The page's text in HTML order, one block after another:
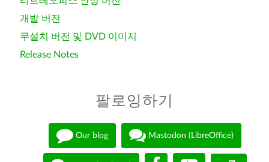
개발 버전
무설치 버전 및 DVD 이미지
Release Notes
팔로잉하기
Our blog Mastodon (LibreOffice)